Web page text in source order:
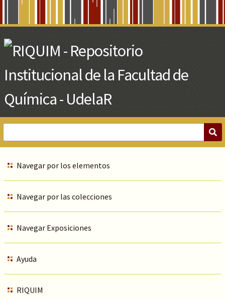
Main
Content
Navegar por los elementos
Navegar por las colecciones
Navegar Exposiciones
Ayuda
RIQUIM